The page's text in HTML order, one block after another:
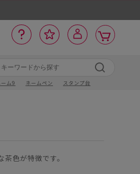
ーム9 ネームペン スタンプ台
サ
ポ
ト
ー お
気
に
入
り
ロ
グ
イ
ン ト
ー
色が特徴です。